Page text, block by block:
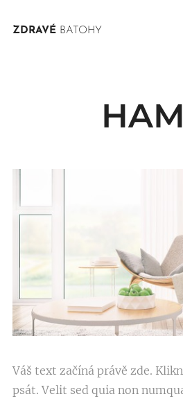
ZDRAVÉ BATOHY
Váš text začíná právě zde.
psát. Velit sed quia non